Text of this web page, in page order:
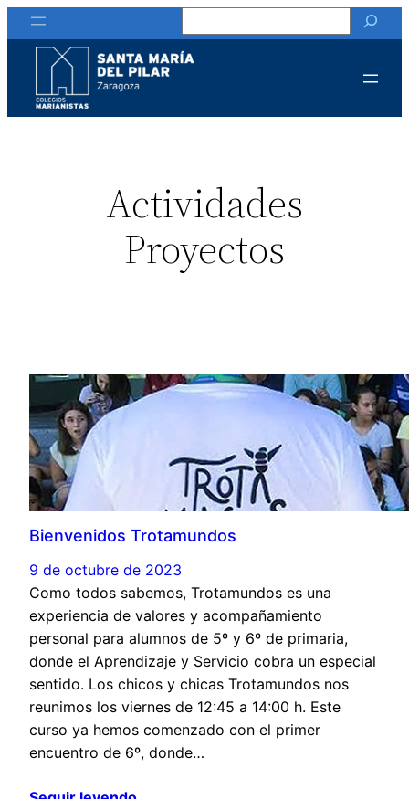
Actividades
Proyectos
Bienvenidos Trotamundos
9 de octubre de 2023
Como todos sabemos, Trotamundos es una
experiencia de valores y acompañamiento
personal para alumnos de 5º y 6º de primaria,
donde el Aprendizaje y Servicio cobra un especial
sentido. Los chicos y chicas Trotamundos nos
reunimos los viernes de 12:45 a 14:00 h. Este
curso ya hemos comenzado con el primer
encuentro de 6º, donde…